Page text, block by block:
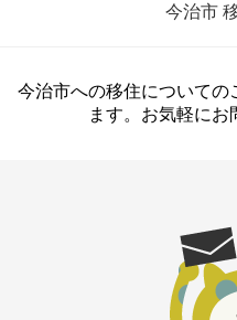
今治市
今治市への移住についての
ます。お気軽にお